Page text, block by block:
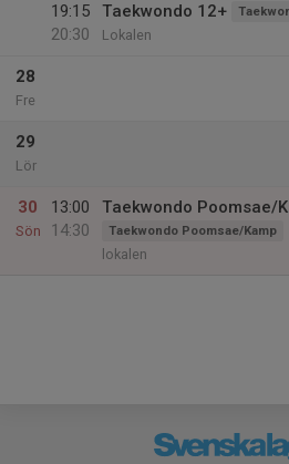
19:15
20:30
Taekwondo 12+
Lokalen
28
Fre
29
Lör
30
Sön
13:00
14:30
Taekwondo Poomsae/
Taekwondo Poomsae/Kamp
lokalen